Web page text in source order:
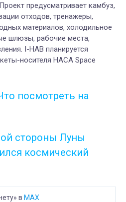
предусматривает камбуз,
отходов, тренажеры,
материалов, холодильное
шлюзы, рабочие места,
I-HAB планируется
носителя НАСА Space
посмотреть на
стороны Луны
космический
в MAX